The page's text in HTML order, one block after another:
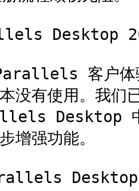
Desktop 26
客户体
没有使用。我们
Desktop 中
增强功能。
Desktop